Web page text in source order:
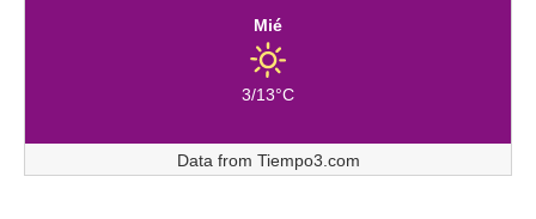
Mié
3/13°C
Data from Tiempo3.com